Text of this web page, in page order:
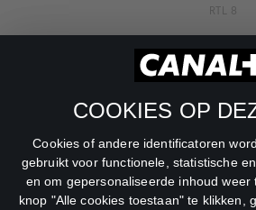
COOKIES OP
Cookies of andere identificatoren
gebruikt voor functionele, statistische
en om gepersonaliseerde inhoud weer
knop "Alle cookies toestaan" te klikken,
RTL 8
RTL Z
SBS6
Net5
Veronica